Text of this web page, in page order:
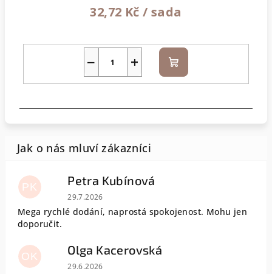
32,72 Kč/ sada
+
− Do
košíku
PK Petra Kubínová
Hodnocení obchodu je 5 z 5 hvězdiček.
29.7.2026
Mega rychlé dodání, naprostá spokojenost. Mohu jen
doporučit.
OK Olga Kacerovská
Hodnocení obchodu je 5 z 5 hvězdiček.
29.6.2026